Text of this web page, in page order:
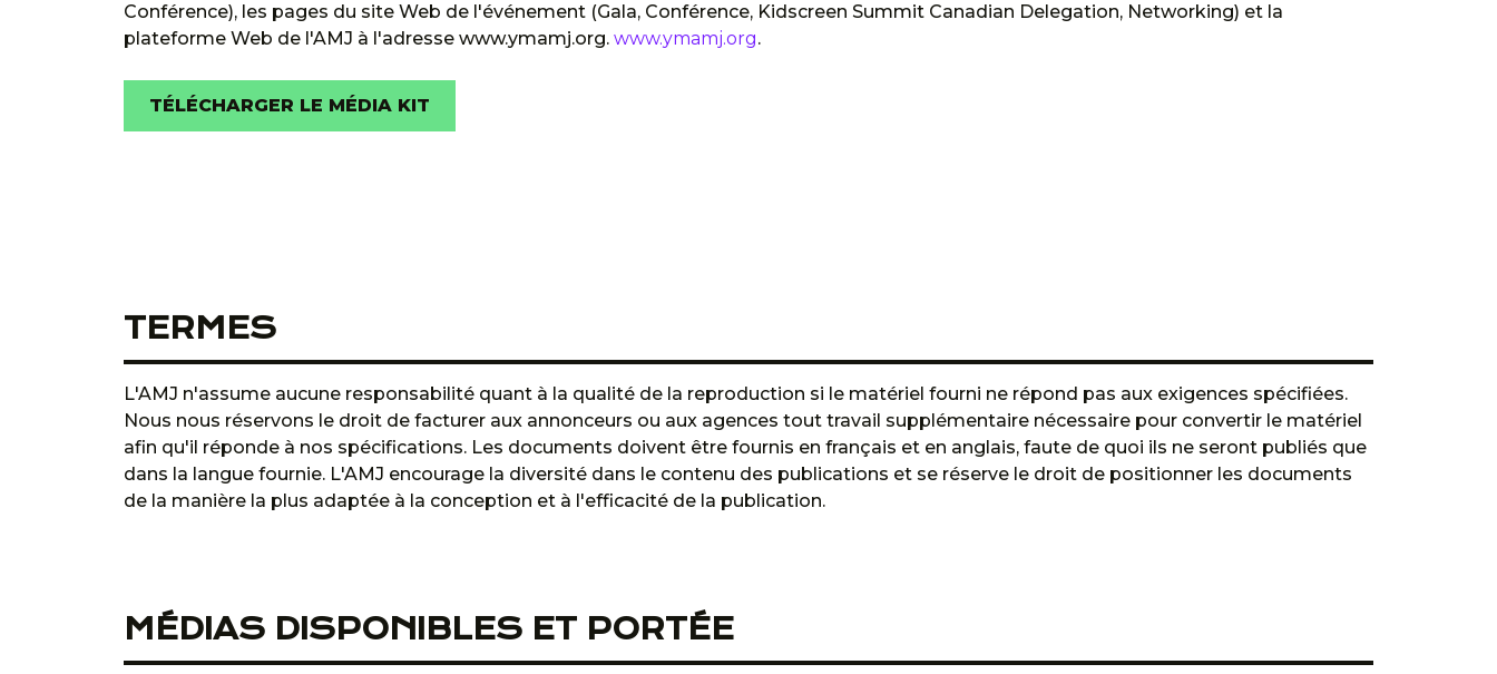
Conférence), les pages du site Web de l'événement (Gala, Conférence, Kidscreen Summit Canadian Delegation, Networking) et la
plateforme Web de l'AMJ à l'adresse www.ymamj.org. www.ymamj.org.
TÉLÉCHARGER LE MÉDIA KIT
TERMES
L'AMJ n'assume aucune responsabilité quant à la qualité de la reproduction si le matériel fourni ne répond pas aux exigences spécifiées.
Nous nous réservons le droit de facturer aux annonceurs ou aux agences tout travail supplémentaire nécessaire pour convertir le matériel
afin qu'il réponde à nos spécifications. Les documents doivent être fournis en français et en anglais, faute de quoi ils ne seront publiés que
dans la langue fournie. L'AMJ encourage la diversité dans le contenu des publications et se réserve le droit de positionner les documents
de la manière la plus adaptée à la conception et à l'efficacité de la publication.
MÉDIAS DISPONIBLES ET PORTÉE